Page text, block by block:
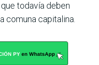
todavía deben
comuna capitalina.